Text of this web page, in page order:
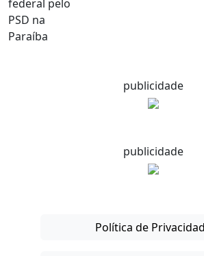
publicidade
publicidade
Política de